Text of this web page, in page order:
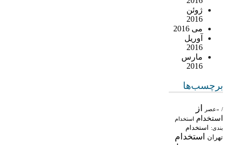
ژوئن
2016
می 2016
آوریل
2016
مارس
2016
برچسب‌ها
/ «عصر از
استخدام استخدام
بندی: استخدام
تهران
استخدام